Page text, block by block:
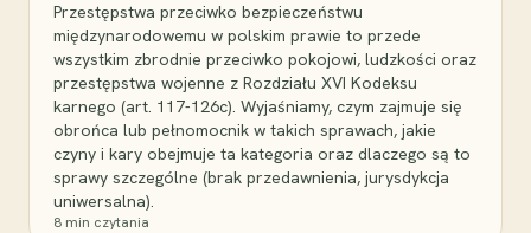
Przestępstwa przeciwko bezpieczeństwu
międzynarodowemu w polskim prawie to przede
wszystkim zbrodnie przeciwko pokojowi, ludzkości oraz
przestępstwa wojenne z Rozdziału XVI Kodeksu
karnego (art. 117-126c). Wyjaśniamy, czym zajmuje się
obrońca lub pełnomocnik w takich sprawach, jakie
czyny i kary obejmuje ta kategoria oraz dlaczego są to
sprawy szczególne (brak przedawnienia, jurysdykcja
uniwersalna).
8 min czytania